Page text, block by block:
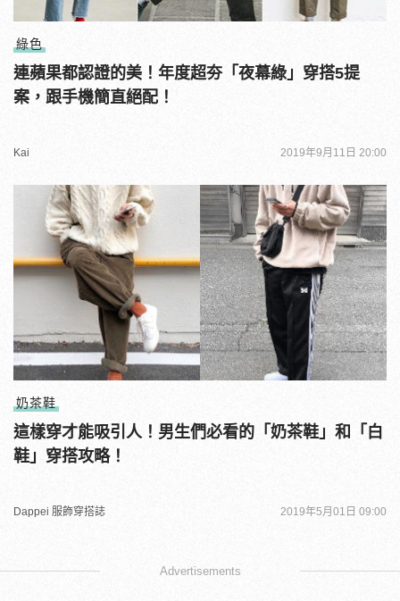
綠色
連蘋果都認證的美！年度超夯「夜幕綠」穿搭5提
案，跟手機簡直絕配！
Kai 2019年9月11日 20:00
奶茶鞋
這樣穿才能吸引人！男生們必看的「奶茶鞋」和「白
鞋」穿搭攻略！
Dappei 服飾穿搭誌 2019年5月01日 09:00
Advertisements